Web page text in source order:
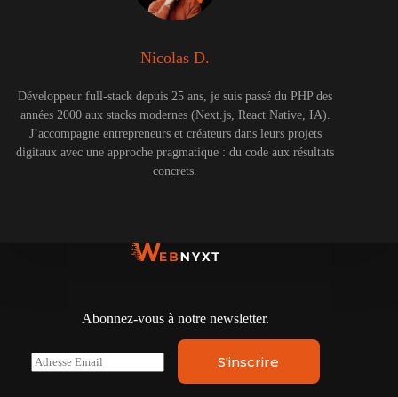
Nicolas D.
Développeur full-stack depuis 25 ans, je suis passé du PHP des
années 2000 aux stacks modernes (Next.js, React Native, IA).
J’accompagne entrepreneurs et créateurs dans leurs projets
digitaux avec une approche pragmatique : du code aux résultats
concrets.
Abonnez-vous à notre newsletter.
E
m
S'inscrire